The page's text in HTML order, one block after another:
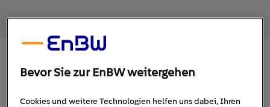
21. März 2022 1min
Bevor Sie zur EnBW weitergehen
Cookies und weitere Technologien helfen uns dabei, Ihren